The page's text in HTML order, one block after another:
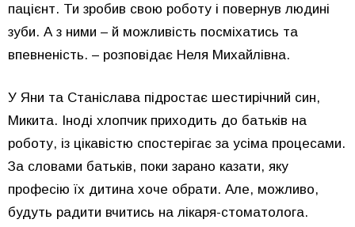
пацієнт. Ти зробив свою роботу і повернув людині
зуби. А з ними – й можливість посміхатись та
впевненість. – розповідає Неля Михайлівна.
У Яни та Станіслава підростає шестирічний син,
Микита. Іноді хлопчик приходить до батьків на
роботу, із цікавістю спостерігає за усіма процесами.
За словами батьків, поки зарано казати, яку
професію їх дитина хоче обрати. Але, можливо,
будуть радити вчитись на лікаря-стоматолога.